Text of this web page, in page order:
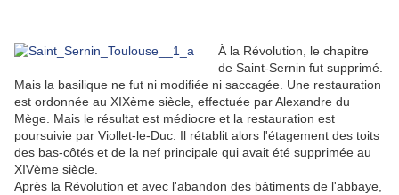
À la Révolution, le chapitre
de Saint-Sernin fut supprimé.
Mais la basilique ne fut ni modifiée ni saccagée. Une restauration
est ordonnée au XIXème siècle, effectuée par Alexandre du
Mège. Mais le résultat est médiocre et la restauration est
poursuivie par Viollet-le-Duc. Il rétablit alors l'étagement des toits
des bas-côtés et de la nef principale qui avait été supprimée au
XIVème siècle.
Après la Révolution et avec l'abandon des bâtiments de l'abbaye,